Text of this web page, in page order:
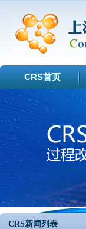
CRS首页
CRS新闻列表